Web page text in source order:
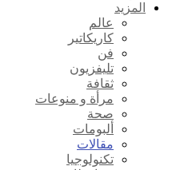
المزيد
عالم
كاريكاتير
فن
تليفزيون
ثقافة
مرأة و منوعات
صحة
ألبومات
مقالات
تكنولوجيا